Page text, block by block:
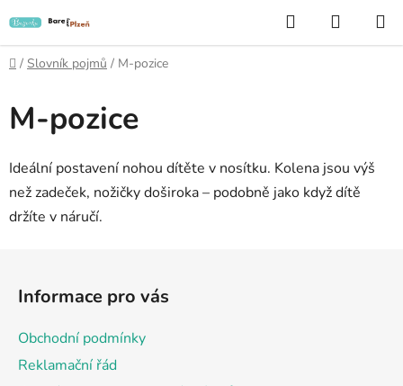
na
obsah
Hledat
KOŠÍK
Domů
/ Slovník pojmů / M-pozice
M-pozice
Ideální postavení nohou dítěte v nosítku. Kolena jsou výš
než zadeček, nožičky doširoka – podobně jako když dítě
držíte v náručí.
Informace pro vás
Obchodní podmínky
Reklamační řád